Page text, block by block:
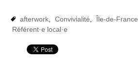
afterwork, Convivialité, Île-de-France
Référent·e local·e